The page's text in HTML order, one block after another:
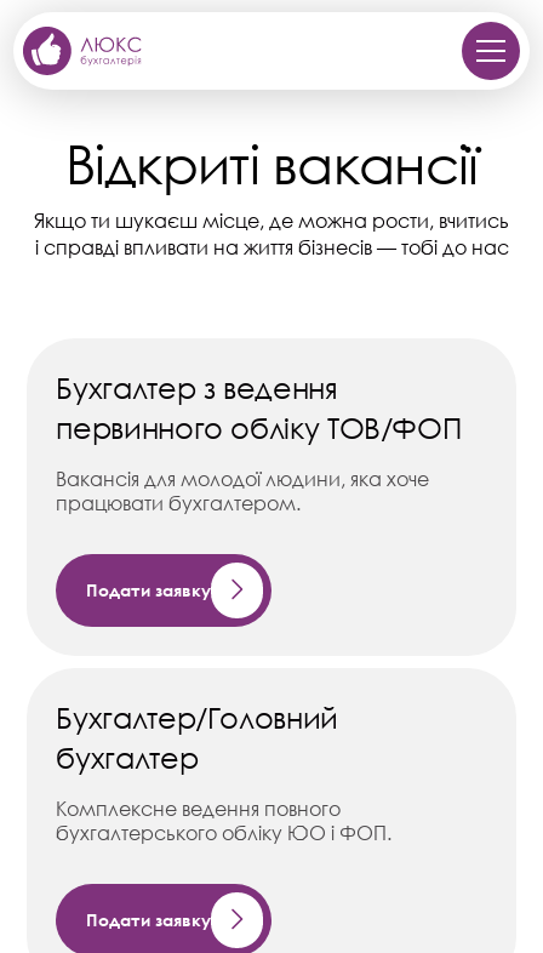
Відкриті вакансії
Якщо ти шукаєш місце, де можна рости, вчитись
і справді впливати на життя бізнесів — тобі до нас
Бухгалтер з ведення
первинного обліку ТОВ/ФОП
Вакансія для молодої людини, яка хоче
працювати бухгалтером.
Подати заявку
Бухгалтер/Головний
бухгалтер
Комплексне ведення повного
бухгалтерського обліку ЮО і ФОП.
Подати заявку